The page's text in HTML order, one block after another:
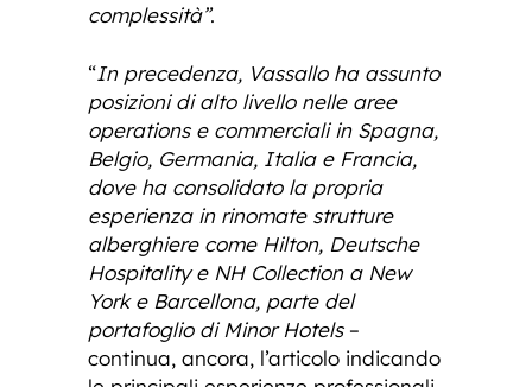
complessità”.
“In precedenza, Vassallo ha assunto
posizioni di alto livello nelle aree
operations e commerciali in Spagna,
Belgio, Germania, Italia e Francia,
dove ha consolidato la propria
esperienza in rinomate strutture
alberghiere come Hilton, Deutsche
Hospitality e NH Collection a New
York e Barcellona, parte del
portafoglio di Minor Hotels–
continua, ancora, l’articolo indicando